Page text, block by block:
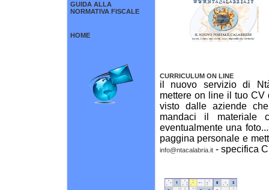
GUIDA ALLA
NORMATIVA FISCALE
HOME
CURRICULUM ON LINE
il nuovo servizio di
mettere on line il tuo
visto dalle aziende
mandaci il materiale
eventualmente una
paggina personale e
info@ntacalabria.it- specifica